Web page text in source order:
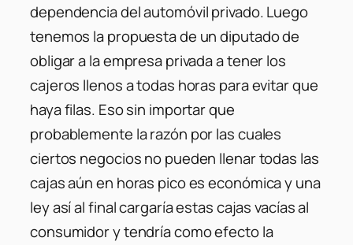
dependencia del automóvil privado. Luego
tenemos la propuesta de un diputado de
obligar a la empresa privada a tener los
cajeros llenos a todas horas para evitar que
haya filas. Eso sin importar que
probablemente la razón por las cuales
ciertos negocios no pueden llenar todas las
cajas aún en horas pico es económica y una
ley así al final cargaría estas cajas vacías al
consumidor y tendría como efecto la